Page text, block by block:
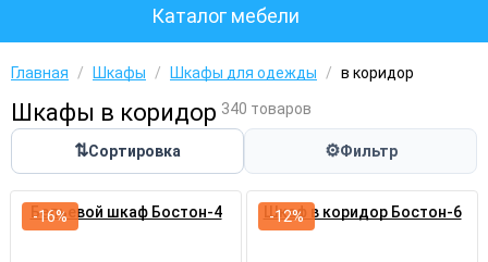
Каталог мебели
Главная / Шкафы / Шкафы для одежды / в коридор
Шкафы в коридор 340 товаров
⇅Сортировка ⚙Фильтр
Бельевой шкаф Бостон-4
-16% Шкаф в коридор Бостон-6
-12%